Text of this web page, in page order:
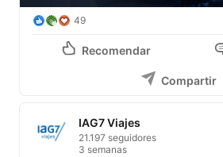
49
Recomendar
Compartir
IAG7 Viajes
21.197 seguidores
3 semanas